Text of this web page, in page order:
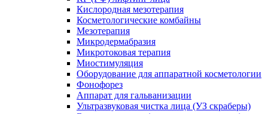
Кислородная мезотерапия
Косметологические комбайны
Мезотерапия
Микродермабразия
Микротоковая терапия
Миостимуляция
Оборудование для аппаратной косметологии
Фонофорез
Аппарат для гальванизации
Ультразвуковая чистка лица (УЗ скраберы)